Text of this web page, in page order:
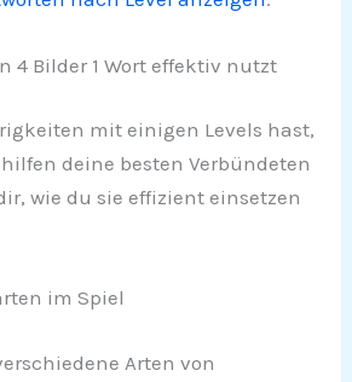
4 Bilder 1 Wort effektiv nutzt
mit einigen Levels hast,
deine besten Verbündeten
wie du sie effizient einsetzen
im Spiel
Arten von